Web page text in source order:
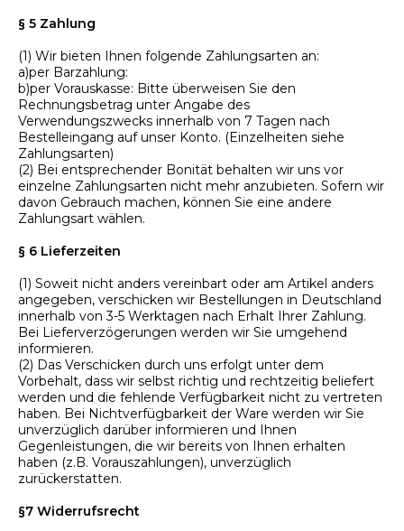
§ 5 Zahlung
(1) Wir bieten Ihnen folgende Zahlungsarten an:
a)per Barzahlung:
b)per Vorauskasse: Bitte überweisen Sie den
Rechnungsbetrag unter Angabe des
Verwendungszwecks innerhalb von 7 Tagen nach
Bestelleingang auf unser Konto. (Einzelheiten siehe
Zahlungsarten)
(2) Bei entsprechender Bonität behalten wir uns vor
einzelne Zahlungsarten nicht mehr anzubieten. Sofern wir
davon Gebrauch machen, können Sie eine andere
Zahlungsart wählen.
§ 6 Lieferzeiten
(1) Soweit nicht anders vereinbart oder am Artikel anders
angegeben, verschicken wir Bestellungen in Deutschland
innerhalb von 3-5 Werktagen nach Erhalt Ihrer Zahlung.
Bei Lieferverzögerungen werden wir Sie umgehend
informieren.
(2) Das Verschicken durch uns erfolgt unter dem
Vorbehalt, dass wir selbst richtig und rechtzeitig beliefert
werden und die fehlende Verfügbarkeit nicht zu vertreten
haben. Bei Nichtverfügbarkeit der Ware werden wir Sie
unverzüglich darüber informieren und Ihnen
Gegenleistungen, die wir bereits von Ihnen erhalten
haben (z.B. Vorauszahlungen), unverzüglich
zurückerstatten.
§7 Widerrufsrecht